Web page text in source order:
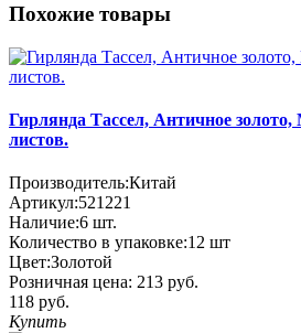
Похожие товары
Гирлянда Тассел, Античное
листов.
Производитель:Китай
Артикул:521221
Наличие:6 шт.
Количество в упаковке:12 шт
Цвет:Золотой
Розничная цена: 213 руб.
118 руб.
Купить